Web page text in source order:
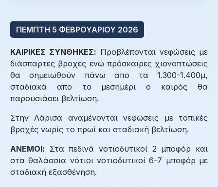
ΠΕΜΠΤΗ 5 ΦΕΒΡΟΥΑΡΙΟΥ 2026
ΚΑΙΡΙΚΕΣ ΣΥΝΘΗΚΕΣ: Προβλέπονται νεφώσεις με
διάσπαρτες βροχές ενώ πρόσκαιρες χιονοπτώσεις
θα σημειωθούν πάνω απο τα 1.300-1.400μ,
σταδιακά απο το μεσημέρι ο καιρός θα
παρουσιάσει βελτίωση.
Στην Λάρισα αναμένονται νεφώσεις με τοπικές
βροχές νωρίς το πρωί και σταδιακή βελτίωση.
ΑΝΕΜΟΙ: Στα πεδινά νοτιοδυτικοί 2 μποφόρ και
στα θαλάσσια νότιοι νοτιοδυτικοί 6-7 μποφόρ με
σταδιακή εξασθένηση.